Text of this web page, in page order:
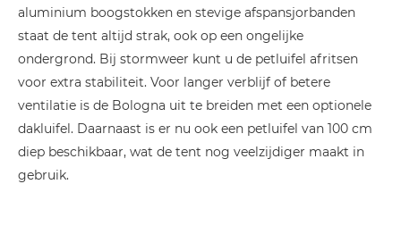
aluminium boogstokken en stevige afspansjorbanden
staat de tent altijd strak, ook op een ongelijke
ondergrond. Bij stormweer kunt u de petluifel afritsen
voor extra stabiliteit. Voor langer verblijf of betere
ventilatie is de Bologna uit te breiden met een optionele
dakluifel. Daarnaast is er nu ook een petluifel van 100 cm
diep beschikbaar, wat de tent nog veelzijdiger maakt in
gebruik.